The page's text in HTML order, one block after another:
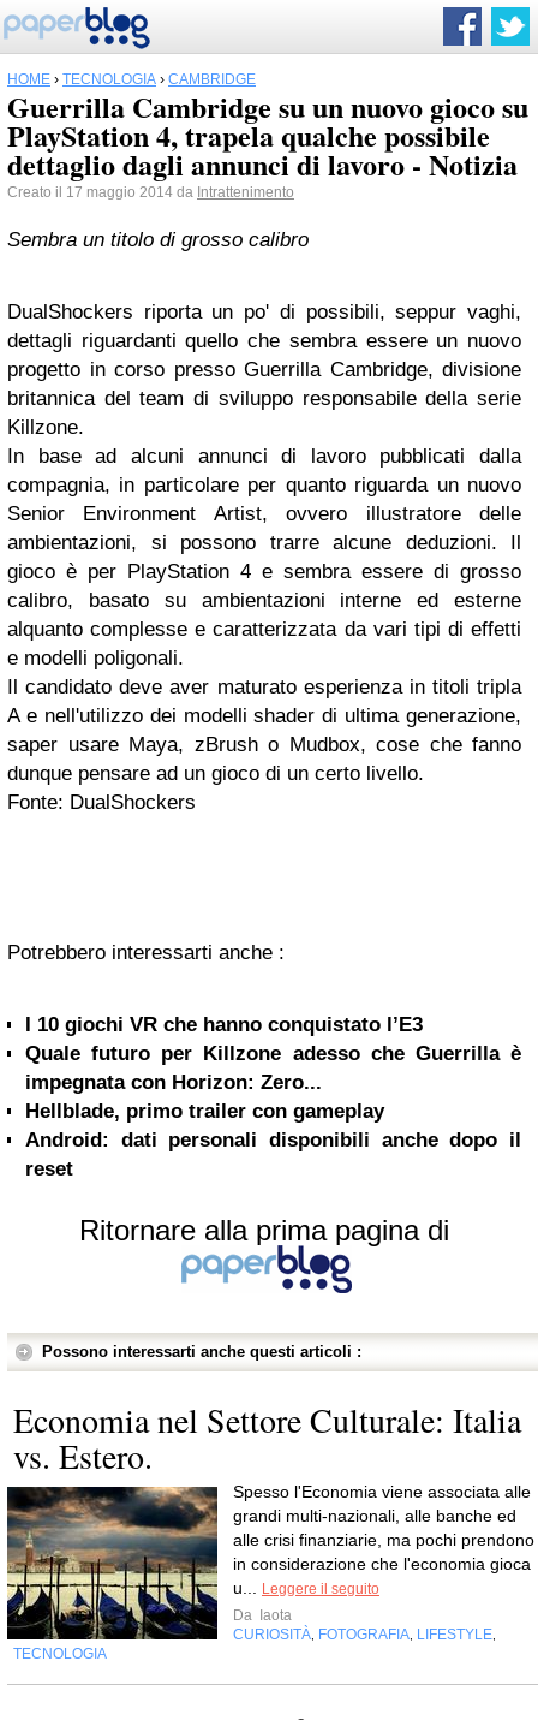
HOME › TECNOLOGIA › CAMBRIDGE
Guerrilla Cambridge su un nuovo gioco su
PlayStation 4, trapela qualche possibile
dettaglio dagli annunci di lavoro - Notizia
Creato il 17 maggio 2014 da Intrattenimento
Sembra un titolo di grosso calibro
DualShockers riporta un po' di possibili, seppur vaghi,
dettagli riguardanti quello che sembra essere un nuovo
progetto in corso presso Guerrilla Cambridge, divisione
britannica del team di sviluppo responsabile della serie
Killzone.
In base ad alcuni annunci di lavoro pubblicati dalla
compagnia, in particolare per quanto riguarda un nuovo
Senior Environment Artist, ovvero illustratore delle
ambientazioni, si possono trarre alcune deduzioni. Il
gioco è per PlayStation 4 e sembra essere di grosso
calibro, basato su ambientazioni interne ed esterne
alquanto complesse e caratterizzata da vari tipi di effetti
e modelli poligonali.
Il candidato deve aver maturato esperienza in titoli tripla
A e nell'utilizzo dei modelli shader di ultima generazione,
saper usare Maya, zBrush o Mudbox, cose che fanno
dunque pensare ad un gioco di un certo livello.
Fonte: DualShockers
Potrebbero interessarti anche :
I 10 giochi VR che hanno conquistato l’E3
Quale futuro per Killzone adesso che Guerrilla è
impegnata con Horizon: Zero...
Hellblade, primo trailer con gameplay
Android: dati personali disponibili anche dopo il
reset
Ritornare alla prima pagina di
Possono interessarti anche questi articoli :
Economia nel Settore Culturale: Italia
vs. Estero.
Spesso l'Economia viene associata alle
grandi multi-nazionali, alle banche ed
alle crisi finanziarie, ma pochi prendono
in considerazione che l'economia gioca
u...
Leggere il seguito
Da
Iaota
CURIOSITÀ FOTOGRAFIA LIFESTYLE
TECNOLOGIA